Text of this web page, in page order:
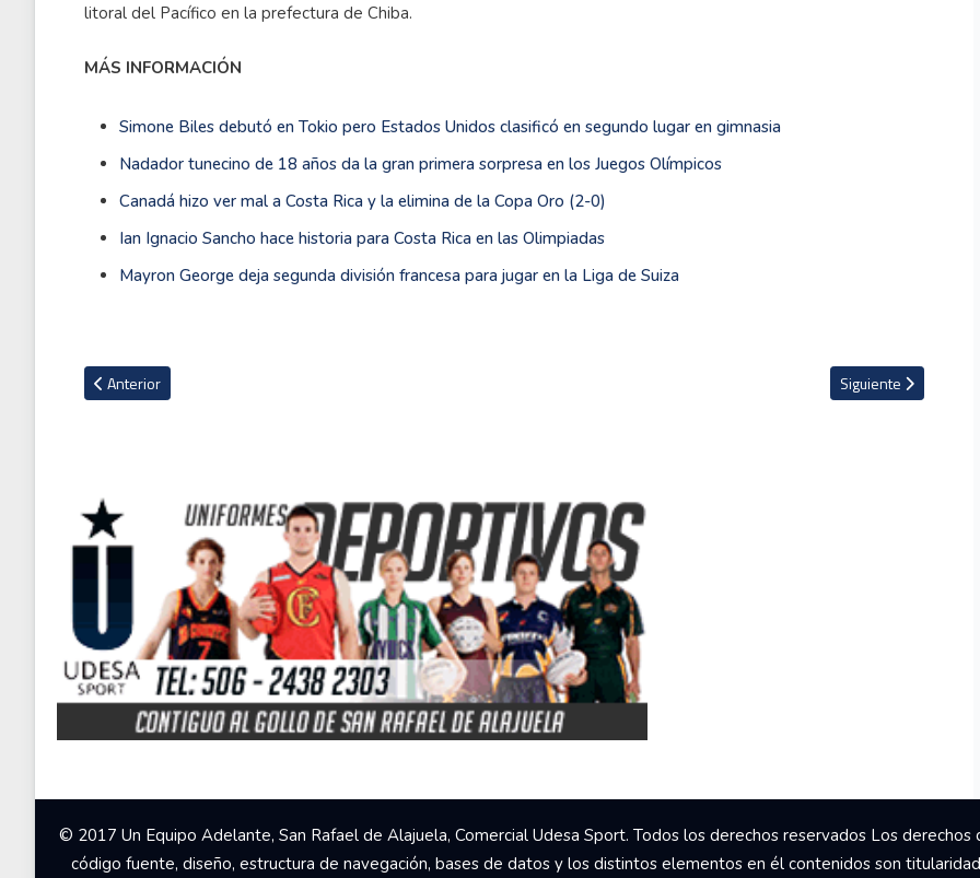
litoral del Pacífico en la prefectura de Chiba.
MÁS INFORMACIÓN
Simone Biles debutó en Tokio pero Estados Unidos clasificó en segundo lugar en gimnasia
Nadador tunecino de 18 años da la gran primera sorpresa en los Juegos Olímpicos
Canadá hizo ver mal a Costa Rica y la elimina de la Copa Oro (2-0)
Ian Ignacio Sancho hace historia para Costa Rica en las Olimpiadas
Mayron George deja segunda división francesa para jugar en la Liga de Suiza
Artículo anterior: Luciana Alvarado es destacada a nivel mundial por el gesto con el que cerró su rutina de piso
Anterior Artículo siguiente:
Siguiente
© 2017 Un Equipo Adelante, San Rafael de Alajuela, Comercial Udesa Sport. Todos los derechos reservados Los
código fuente, diseño, estructura de navegación, bases de datos y los distintos elementos en él contenidos son